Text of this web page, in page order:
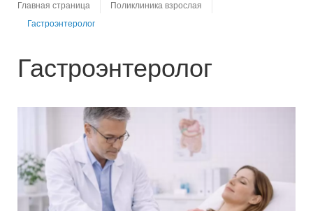
Главная страница
Поликлиника взрослая
Гастроэнтеролог
Гастроэнтеролог